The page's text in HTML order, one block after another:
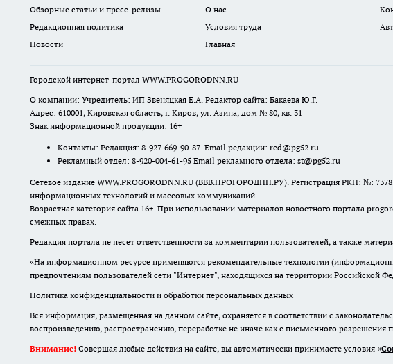
Обзорные статьи и пресс-релизы О нас
Редакционная политика
Условия труда
Новости
Главная
Городской интернет-портал WWW.PROGORODNN.RU
О компании: Учредитель: ИП Звеняцкая Е.А. Редактор сайта: Бакаева Ю.Г.
Адрес: 610001, Кировская область, г. Киров, ул. Азина, дом № 80, кв. 31
Знак информационной продукции: 16+
Контакты: Редакция: 8-927-669-90-87 Email редакции: red@pg52.ru
Рекламный отдел: 8-920-004-61-95 Email рекламного отдела: st@pg52.ru
Сетевое издание WWW.PROGORODNN.RU (ВВВ.ПРОГОРОДНН.РУ). Регистрация РКН: №:
информационных технологий и массовых коммуникаций.
Возрастная категория сайта 16+. При использовании материалов новостного портала
смежных правах.
Редакция портала не несет ответственности за комментарии пользователей, а также
«На информационном ресурсе применяются рекомендательные технологии
предпочтениям пользователей сети "Интернет", находящихся на территории Российской
Политика конфиденциальности и обработки персональных данных
Вся информация, размещенная на данном сайте, охраняется в соответствии с
воспроизведению, распространению, переработке не иначе как с письменного разрешения
Внимание! Совершая любые действия на сайте, вы автоматически принимаете условия «